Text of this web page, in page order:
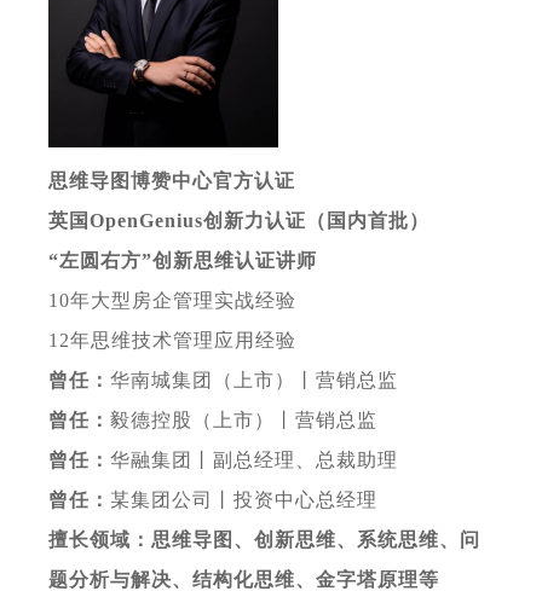
思维导图博赞中心官方认证
英国OpenGenius创新力认证（国内首批）
“左圆右方”创新思维认证讲师
10年大型房企管理实战经验
12年思维技术管理应用经验
曾任： 华南城集团（上市）丨营销总监
曾任： 毅德控股（上市）丨营销总监
曾任： 华融集团丨副总经理、总裁助理
曾任： 某集团公司丨投资中心总经理
擅长领域：思维导图、创新思维、系统思维、问
题分析与解决、结构化思维、金字塔原理等